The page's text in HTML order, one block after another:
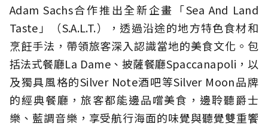
Adam Sachs合作推出全新企畫「Sea And Land
Taste」（S.A.L.T.），透過沿途的地方特色食材和
烹飪手法，帶領旅客深入認識當地的美食文化。包
括法式餐廳La Dame、披薩餐廳Spaccanapoli，以
及獨具風格的Silver Note酒吧等Silver Moon品牌
的經典餐廳，旅客都能邊品嚐美食，邊聆聽爵士
樂、藍調音樂，享受航行海面的味覺與聽覺雙重饗